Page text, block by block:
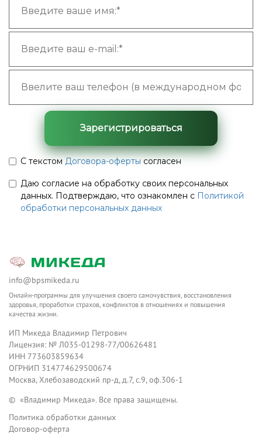
Зарегистрироваться
С текстомДоговора-офертысогласен
Даю согласие на обработку своих персональных
данных. Подтверждаю, что ознакомлен с Политикой
обработки персональных данных
info@bpsmikeda.ru
Онлайн-программы для улучшения своего самочувствия, восстановления
здоровья, проработки страхов, конфликтов в отношениях и повышения
качества жизни.
ИП Микеда Владимир Петрович
Лицензия: № Л035-01298-77/00626481
ИНН 773603859634
ОГРНИП 314774629500674
Москва, Хлебозаводский пр-д, д.7, с.9, оф.306-1
© «Владимир Микеда». Все права защищены.
Политика обработки данных
Договор-оферта